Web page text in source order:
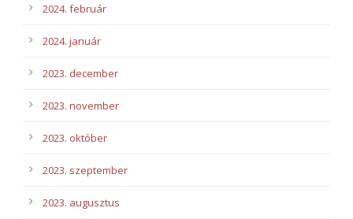
2024. február
2024. január
2023. december
2023. november
2023. október
2023. szeptember
2023. augusztus